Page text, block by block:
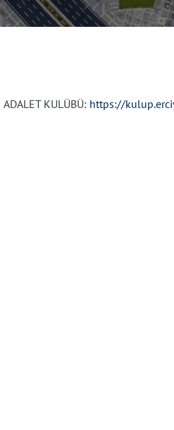
ADALET KULÜBÜ: https://